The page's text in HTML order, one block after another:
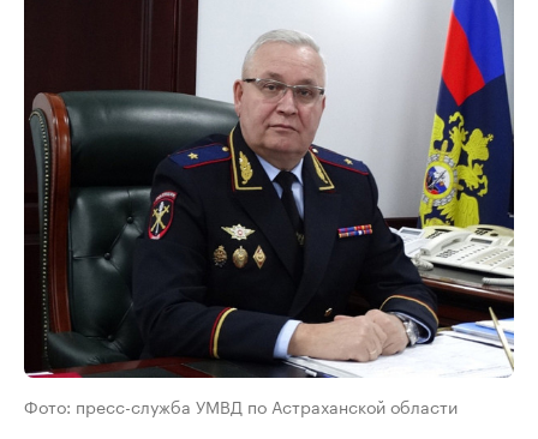
Фото: пресс-служба УМВД по Астраханской области